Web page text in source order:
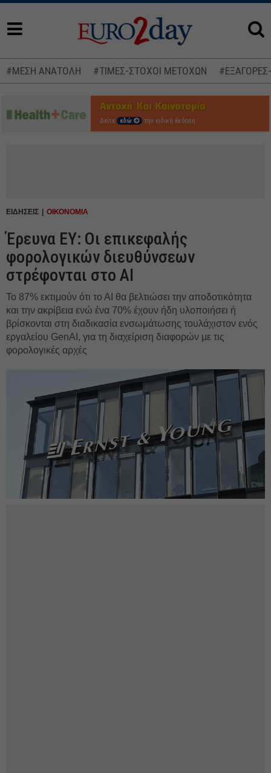
#ΜΕΣΗ ΑΝΑΤΟΛΗ #ΤΙΜΕΣ-ΣΤΟΧΟΙ ΜΕΤΟΧΩΝ
Δείτε εδώ την ειδική έκδοση
ΕΙΔΗΣΕΙΣ ΟΙΚΟΝΟΜΙΑ
Έρευνα EY: Οι επικεφαλής
φορολογικών διευθύνσεων
στρέφονται στο AI
Το 87% εκτιμούν ότι το ΑΙ θα βελτιώσει την αποδοτικότητα
και την ακρίβεια ενώ ένα 70% έχουν ήδη υλοποιήσει ή
βρίσκονται στη διαδικασία ενσωμάτωσης τουλάχιστον ενός
εργαλείου GenAI, για τη διαχείριση διαφορών με τις
φορολογικές αρχές